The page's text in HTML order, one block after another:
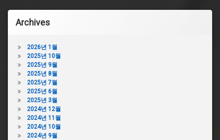
Archives
2026년 1월
2025년 10월
2025년 9월
2025년 8월
2025년 7월
2025년 6월
2025년 3월
2024년 12월
2024년 11월
2024년 10월
2024년 9월